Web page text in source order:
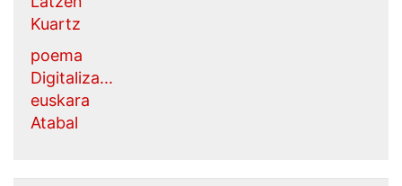
Kuartz
poema
Digitaliza...
euskara
Atabal